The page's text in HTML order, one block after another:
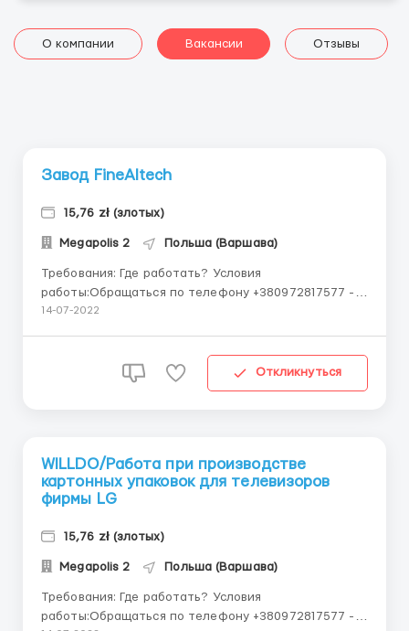
О компании Вакансии Отзывы
Завод FineAltech
15,76 zł (злотых)
Megapolis 2 Польша (Варшава)
Требования: Где работать? Условия
работы:Обращаться по телефону +380972817577 -
viber, telegram, whatsapp Завод FineAltech г. Млава
работников мы ищем: нужна ...
14-07-2022
Откликнуться
WILLDO/Работа при производстве
картонных упаковок для телевизоров
фирмы LG
15,76 zł (злотых)
Megapolis 2 Польша (Варшава)
Требования: Где работать? Условия
работы:Обращаться по телефону +380972817577 -